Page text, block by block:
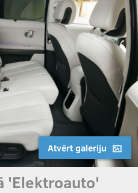
Atvērt galeriju
'Elektroauto'